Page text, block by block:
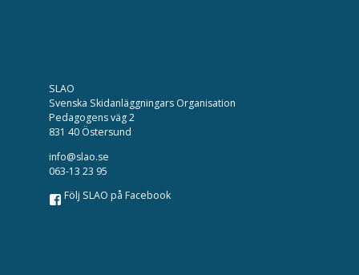
SLAO
Svenska Skidanläggningars Organisation
Pedagogens väg 2
831 40 Östersund
info@slao.se
063-13 23 95
Följ SLAO på Facebook